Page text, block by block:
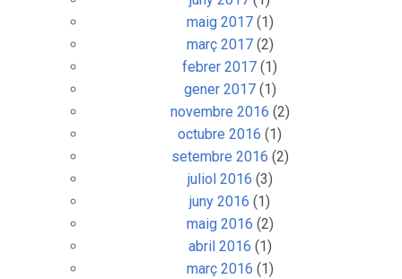
maig 2017(1)
març 2017(2)
febrer 2017 (1)
gener 2017(1)
novembre 2016 (2)
octubre 2016 (1)
setembre 2016 (2)
juliol 2016 (3)
juny 2016 (1)
maig 2016 (2)
abril 2016 (1)
març 2016 (1)